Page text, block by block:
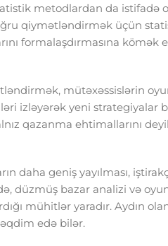
metodlardan da istifadə
qiymətləndirmək üçün
formalaşdırmasına
mütəxəssislərin
izləyərək yeni strategiyalar
qazanma ehtimallarını
daha geniş yayılması,
düzmüş bazar analizi və
mühitlər yaradır. Aydın
edə bilər.